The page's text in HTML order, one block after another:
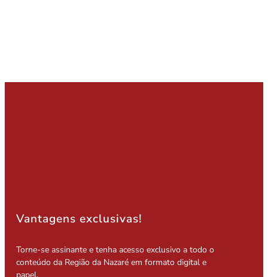
Vantagens exclusivas!
Torne-se assinante e tenha acesso exclusivo a todo o
conteúdo da Região da Nazaré em formato digital e
papel.